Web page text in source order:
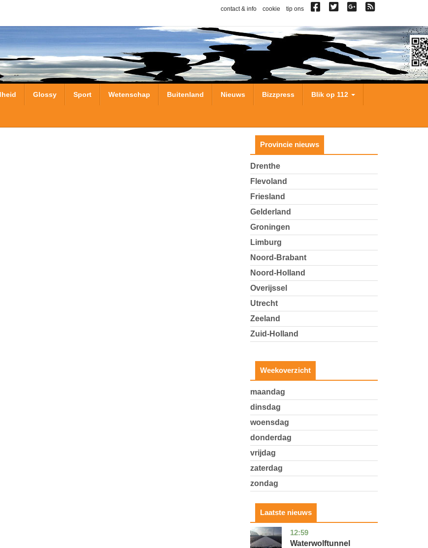
contact & info cookie tip ons
Glossy Sport Wetenschap Buitenland Nieuws Bizzpress Blik op 112
Provincie nieuws
Drenthe
Flevoland
Friesland
Gelderland
Groningen
Limburg
Noord-Brabant
Noord-Holland
Overijssel
Utrecht
Zeeland
Zuid-Holland
Weekoverzicht
maandag
dinsdag
woensdag
donderdag
vrijdag
zaterdag
zondag
Laatste nieuws
12:59
noord-
holland
nieuws
Waterwolftunnel